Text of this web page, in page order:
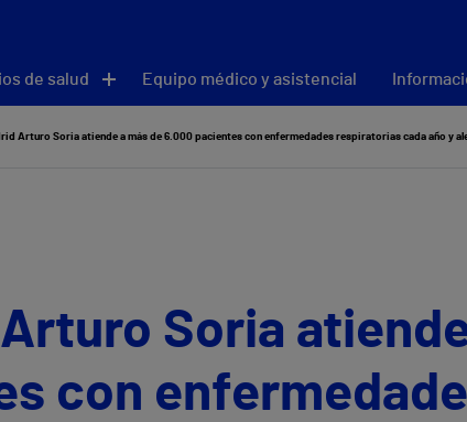
de salud Equipo médico y asistencial
Arturo Soria atiende a más de 6.000 pacientes con enfermedades respiratorias cada año y
Soria
con